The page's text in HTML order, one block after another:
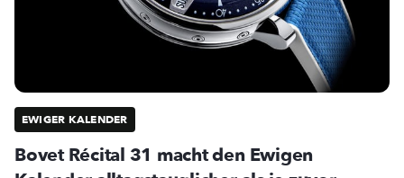
EWIGER KALENDER
Bovet Récital 31 macht den Ewigen